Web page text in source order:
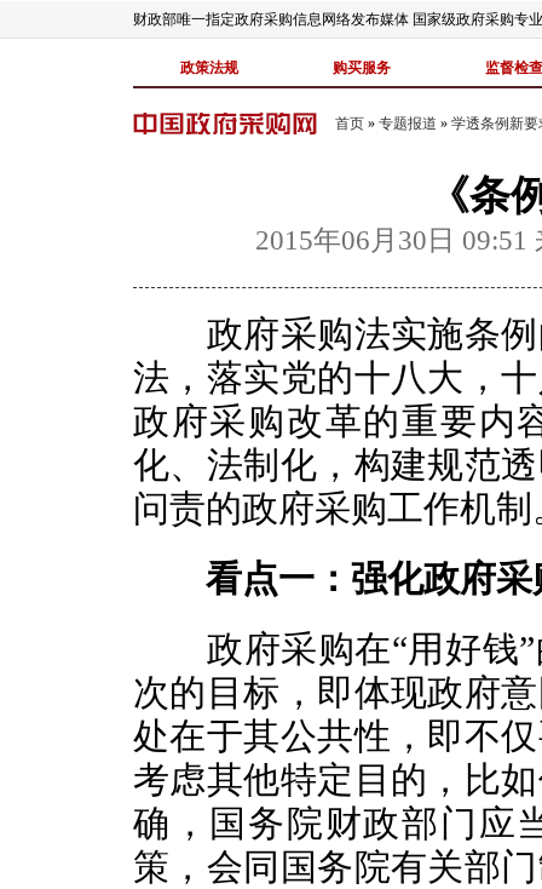
财政部唯一指定政府采购信息网络发布媒体 国家级政府采购专
政策法规 购买服务 监督检查
首页 » 专题报道 » 学透条例新
《条
2015年06月30日 09:51
政府采购法实施条例
法，落实党的十八大，
政府采购改革的重要内
化、法制化，构建规范
问责的政府采购工作机
看点一：强化政府
政府采购在“用好钱”
次的目标，即体现政府
处在于其公共性，即不
考虑其他特定目的，比
确，国务院财政部门应
策，会同国务院有关部